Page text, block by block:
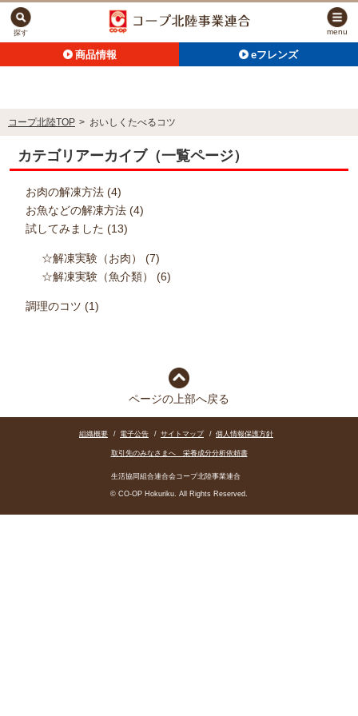
商品情報 eフレンズ
探す menu
コープ北陸TOP > おいしくたべるコツ
カテゴリアーカイブ（一覧ページ）
お肉の解凍方法 (4)
お魚などの解凍方法 (4)
試してみました (13)
☆解凍実験（お肉）
(7)
☆解凍実験（魚介類）
(6)
調理のコツ (1)
ページの上部へ戻る
組織概要 / 電子公告 / サイトマップ / 個人情報保護方針
取引先のみなさまへ 栄養成分分析依頼書
生活協同組合連合会コープ北陸事業連合
© CO-OP Hokuriku. All Rights Reserved.